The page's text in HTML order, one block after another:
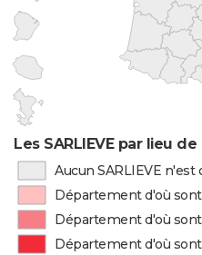
Les SARLIEVE par lieu
Aucun SARLIEVE
Département d'où
Département d'où sont
Département d'où